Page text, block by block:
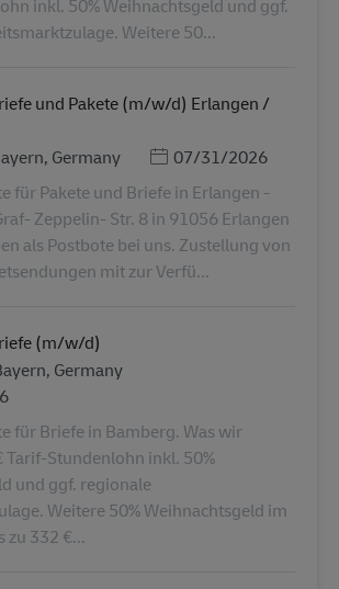
inkl. 50% Weihnachtsgeld und ggf.
Weitere 50...
und Pakete (m/w/d) Erlangen /
Germany Дата публикации
07/31/2026
für Pakete und Briefe in Erlangen -
Zeppelin- Str. 8 in 91056 Erlangen
als Postbote bei uns. Zustellung von
mit zur Verfü...
(m/w/d)
Germany
für Briefe in Bamberg. Was wir
Tarif-Stundenlohn inkl. 50%
und ggf. regionale
Weitere 50% Weihnachtsgeld im
zu 332 €...